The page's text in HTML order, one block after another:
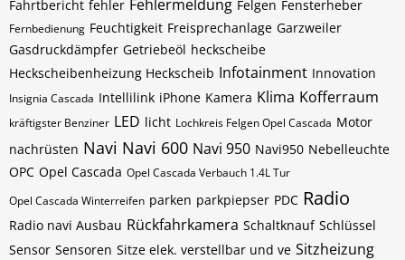
Fahrtbericht fehler Fehlermeldung Felgen Fensterheber
Fernbedienung Feuchtigkeit Freisprechanlage Garzweiler
Gasdruckdämpfer Getriebeöl heckscheibe
Heckscheibenheizung Heckscheib Infotainment Innovation
Insignia Cascada Intellilink iPhone Kamera Klima Kofferraum
kräftigster Benziner LED licht Lochkreis Felgen Opel Cascada Motor
nachrüsten Navi Navi 600 Navi 950 Navi950 Nebelleuchte
OPC Opel Cascada Opel Cascada Verbauch 1.4L Tur
Opel Cascada Winterreifen parken parkpiepser PDC Radio
Radio navi Ausbau Rückfahrkamera Schaltknauf Schlüssel
Sensor Sensoren Sitze elek. verstellbar und ve Sitzheizung